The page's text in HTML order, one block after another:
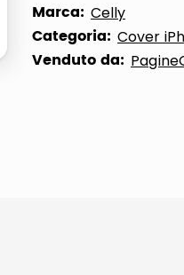
Marca: Celly
Categoria: Cover
Venduto da: